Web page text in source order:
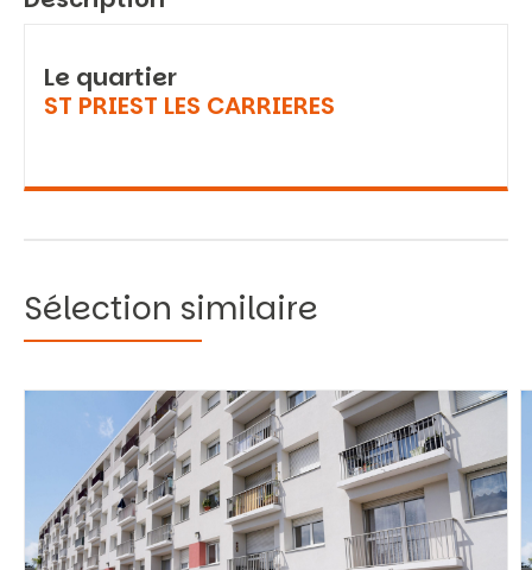
Le quartier
ST PRIEST LES CARRIERES
Sélection similaire